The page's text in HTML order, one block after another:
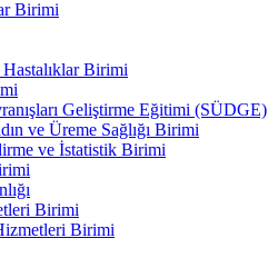
Birimi
Hastalıklar Birimi
Geliştirme Eğitimi (SÜDGE)
ve Üreme Sağlığı Birimi
ve İstatistik Birimi
Birimi
Birimi